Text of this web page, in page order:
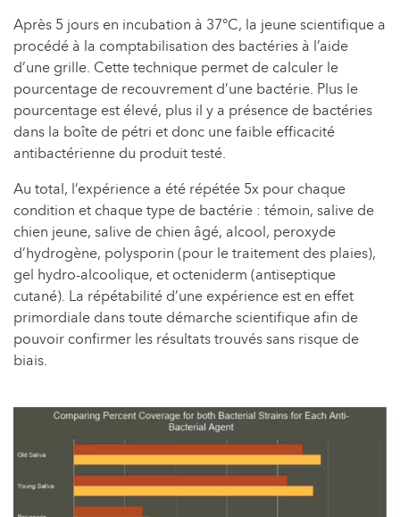
Après 5 jours en incubation à 37°C, la jeune scientifique a
procédé à la comptabilisation des bactéries à l’aide
d’une grille. Cette technique permet de calculer le
pourcentage de recouvrement d’une bactérie. Plus le
pourcentage est élevé, plus il y a présence de bactéries
dans la boîte de pétri et donc une faible efficacité
antibactérienne du produit testé.
Au total, l’expérience a été répétée 5x pour chaque
condition et chaque type de bactérie : témoin, salive de
chien jeune, salive de chien âgé, alcool, peroxyde
d’hydrogène, polysporin (pour le traitement des plaies),
gel hydro-alcoolique, et octeniderm (antiseptique
cutané). La répétabilité d’une expérience est en effet
primordiale dans toute démarche scientifique afin de
pouvoir confirmer les résultats trouvés sans risque de
biais.